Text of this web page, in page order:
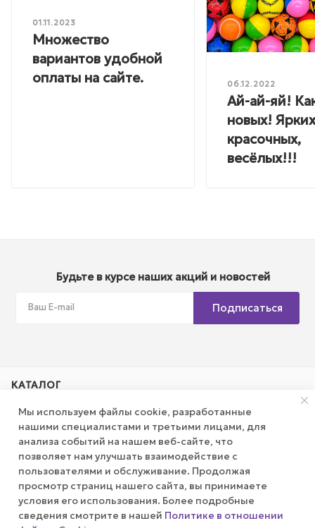
01.11.2023
Множество
вариантов удобной
оплаты на сайте.
06.12.2022
Ай-ай-яй!
новых!
красочных,
весёлых!!!
Будьте в курсе наших акций и новостей
Подписаться
КАТАЛОГ
КОМПАНИЯ
ПУБЛИЧНАЯ ОФЕРТА
Мы используем файлы cookie, разработанные
нашими специалистами и третьими лицами, для
анализа событий на нашем веб-сайте, что
позволяет нам улучшать взаимодействие с
пользователями и обслуживание. Продолжая
просмотр страниц нашего сайта, вы принимаете
условия его использования. Более подробные
сведения смотрите в нашей Политике в отношении